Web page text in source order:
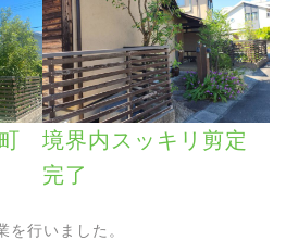
境界内スッキリ剪定
完了
を行いました。